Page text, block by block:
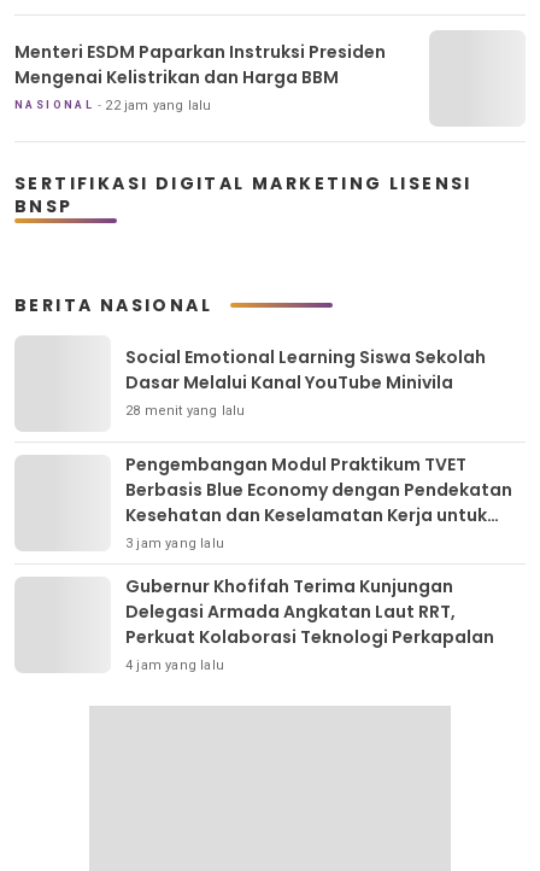
Menteri ESDM Paparkan Instruksi Presiden
Mengenai Kelistrikan dan Harga BBM
NASIONAL 22 jam yang lalu
SERTIFIKASI DIGITAL MARKETING LISENSI
BNSP
BERITA NASIONAL
Social Emotional Learning Siswa Sekolah
Dasar Melalui Kanal YouTube Minivila
28 menit yang lalu
Pengembangan Modul Praktikum TVET
Berbasis Blue Economy dengan Pendekatan
Kesehatan dan Keselamatan Kerja untuk
Materi Pariwisata Dukung Pencapaian SDGs
3 jam yang lalu
Gubernur Khofifah Terima Kunjungan
Delegasi Armada Angkatan Laut RRT,
Perkuat Kolaborasi Teknologi Perkapalan
4 jam yang lalu